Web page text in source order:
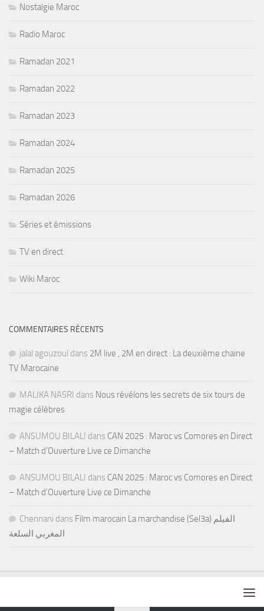
Nostalgie Maroc
Radio Maroc
Ramadan 2021
Ramadan 2022
Ramadan 2023
Ramadan 2024
Ramadan 2025
Ramadan 2026
Séries et émissions
TV en direct
Wiki Maroc
COMMENTAIRES RÉCENTS
jalal agouzoul dans 2M live , 2M en direct : La deuxième chaine
TV Marocaine
MALIKA NASRI dans Nous révélons les secrets de six tours de
magie célèbres
ANSUMOU BILALI dans CAN 2025 : Maroc vs Comores en Direct
– Match d’Ouverture Live ce Dimanche
ANSUMOU BILALI dans CAN 2025 : Maroc vs Comores en Direct
– Match d’Ouverture Live ce Dimanche
Chennani dans Film marocain La marchandise (Sel3a) الفيلم
المغربي السلعة